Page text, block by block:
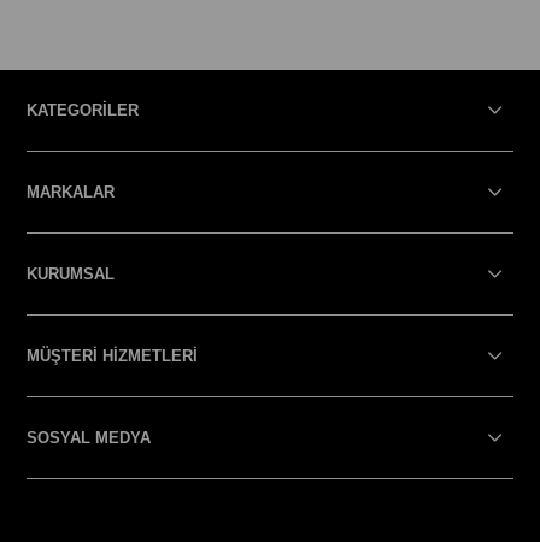
KATEGORİLER
MARKALAR
KURUMSAL
MÜŞTERİ HİZMETLERİ
SOSYAL MEDYA